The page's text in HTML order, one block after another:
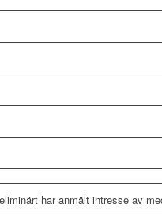
har anmält intresse av